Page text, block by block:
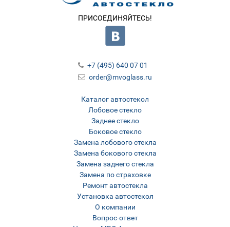
ПРИСОЕДИНЯЙТЕСЬ!
Каталог автостекол
Лобовое стекло
Заднее стекло
Боковое стекло
Замена лобового стекла
Замена бокового стекла
Замена заднего стекла
Замена по страховке
Ремонт автостекла
Установка автостекол
О компании
Вопрос-ответ
+7 (495) 640 07 01
order@mvoglass.ru